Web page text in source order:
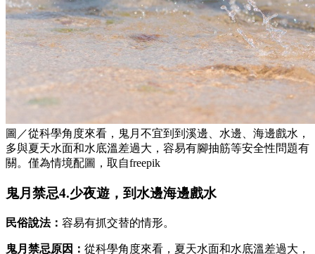
圖／從科學角度來看，鬼月不宜到到溪邊、水邊、海邊戲水，
多與夏天水面和水底溫差過大，容易有腳抽筋等安全性問題有
關。僅為情境配圖，取自freepik
鬼月禁忌4.少夜遊，到水邊海邊戲水
民俗說法： 容易有抓交替的情形。
鬼月禁忌原因： 從科學角度來看，夏天水面和水底溫差過大，